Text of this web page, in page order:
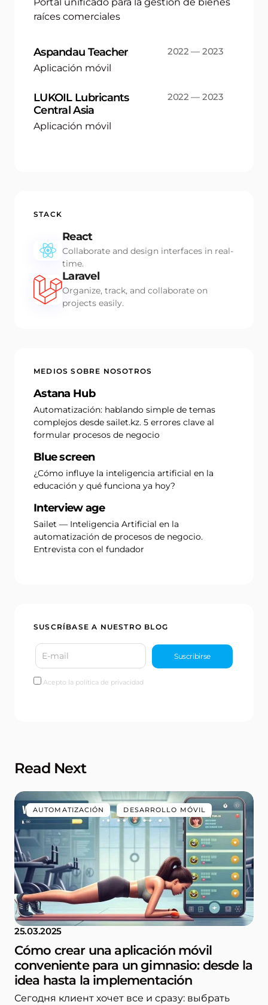
raíces comerciales
Aspandau Teacher
2022 — 2023
Aplicación móvil
LUKOIL Lubricants
Central Asia
2022 — 2023
Aplicación móvil
STACK
React
Collaborate and design interfaces in real-
time.
Laravel
Organize, track, and collaborate on
projects easily.
MEDIOS SOBRE NOSOTROS
Astana Hub
Automatización: hablando simple de temas
complejos desde sailet.kz. 5 errores clave al
formular procesos de negocio
Blue screen
¿Cómo influye la inteligencia artificial en la
educación y qué funciona ya hoy?
Interview age
Sailet — Inteligencia Artificial en la
automatización de procesos de negocio.
Entrevista con el fundador
SUSCRÍBASE A NUESTRO BLOG
Acepto la política de privacidad
Read Next
AUTOMATIZACIÓN DESARROLLO MÓVIL
25.03.2025
Cómo crear una aplicación móvil
conveniente para un gimnasio: desde la
idea hasta la implementación
Сегодня клиент хочет все и сразу: выбрать